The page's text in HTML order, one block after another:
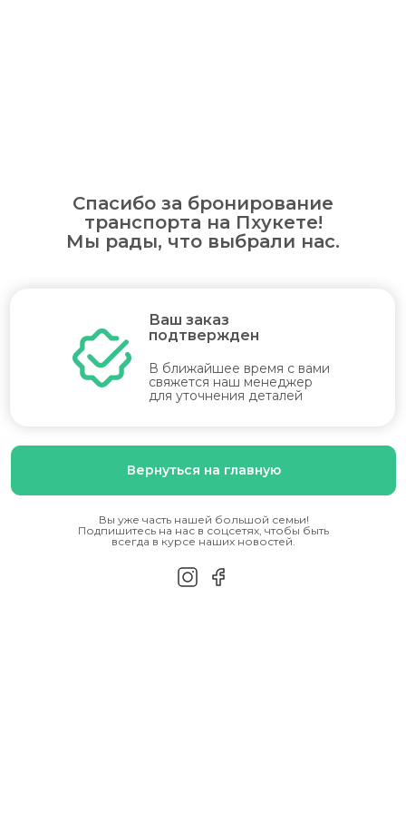
Спасибо за бронирование
транспорта на Пхукете!
Мы рады, что выбрали нас.
Вернуться на главную
Вы уже часть нашей большой семьи!
Подпишитесь на нас в соцсетях, чтобы быть
всегда в курсе наших новостей.
Ваш заказ
подтвержден
В ближайшее время с вами
свяжется наш менеджер
для уточнения деталей